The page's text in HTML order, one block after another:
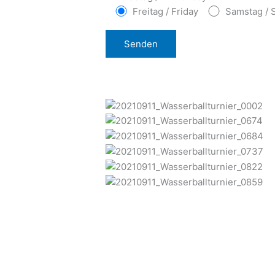
Freitag / Friday
Samstag /